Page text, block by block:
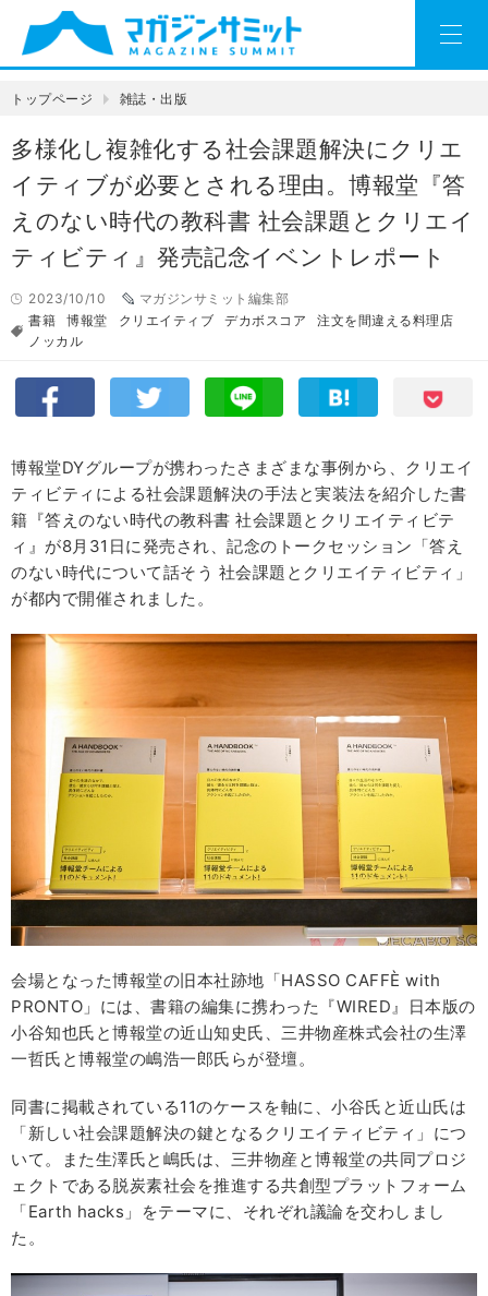
トップページ 雑誌・出版
多様化し複雑化する社会課題解決にクリエ
イティブが必要とされる理由。博報堂『答
えのない時代の教科書 社会課題とクリエイ
ティビティ』発売記念イベントレポート
2023/10/10
マガジンサミット編集部
書籍
博報堂 クリエイティブ デカボスコア
注文を間違える料理店
ノッカル
博報堂DYグループが携わったさまざまな事例から、クリエイ
ティビティによる社会課題解決の手法と実装法を紹介した書
籍『答えのない時代の教科書 社会課題とクリエイティビテ
ィ』が8月31日に発売され、記念のトークセッション「答え
のない時代について話そう 社会課題とクリエイティビティ」
が都内で開催されました。
会場となった博報堂の旧本社跡地「HASSO CAFFÈ with
PRONTO」には、書籍の編集に携わった『WIRED』日本版の
小谷知也氏と博報堂の近山知史氏、三井物産株式会社の生澤
一哲氏と博報堂の嶋浩一郎氏らが登壇。
同書に掲載されている11のケースを軸に、小谷氏と近山氏は
「新しい社会課題解決の鍵となるクリエイティビティ」につ
いて。また生澤氏と嶋氏は、三井物産と博報堂の共同プロジ
ェクトである脱炭素社会を推進する共創型プラットフォーム
「Earth hacks」をテーマに、それぞれ議論を交わしまし
た。